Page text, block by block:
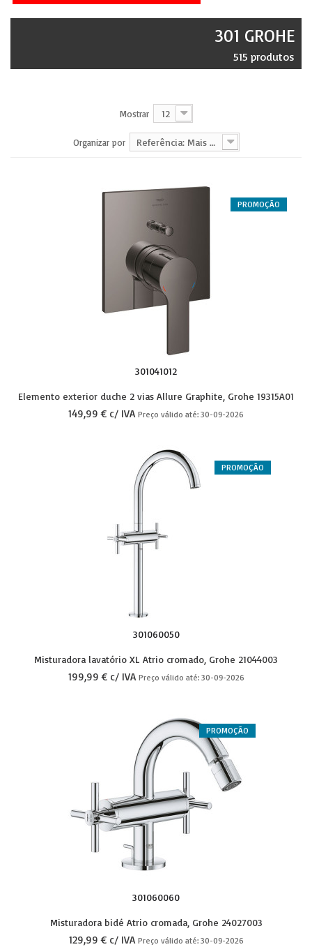
301 GROHE
515 produtos
Mostrar 12
Organizar por Referência: Mais baixa primeiro
PROMOÇÃO
301041012
Elemento exterior duche 2 vias Allure Graphite, Grohe 19315A01
149,99 € c/ IVA Preço válido até: 30-09-2026
PROMOÇÃO
301060050
Misturadora lavatório XL Atrio cromado, Grohe 21044003
199,99 € c/ IVA Preço válido até: 30-09-2026
PROMOÇÃO
301060060
Misturadora bidé Atrio cromada, Grohe 24027003
129,99 € c/ IVA Preço válido até: 30-09-2026